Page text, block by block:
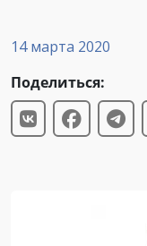
14 марта 2020
Поделиться: